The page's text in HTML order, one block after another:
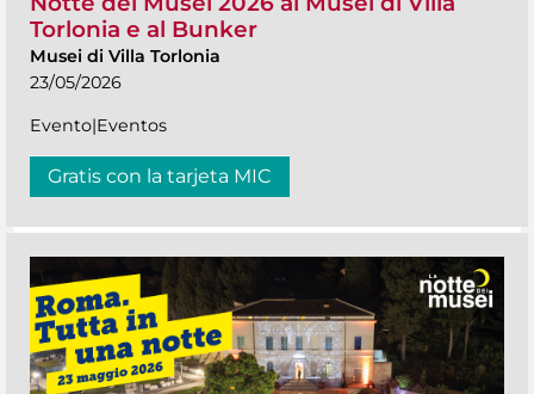
Torlonia e al Bunker
Musei di Villa Torlonia
23/05/2026
Evento|Eventos
Gratis con la tarjeta MIC